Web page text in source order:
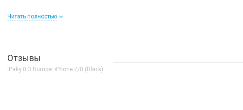
Читать полностью
Отзывы
iPaky 0,3 Bumper iPhone 7/8 (Black)